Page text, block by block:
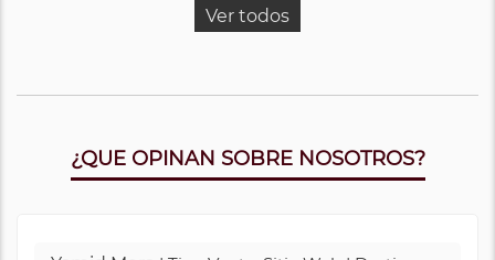
Ver todos
¿QUE OPINAN SOBRE NOSOTROS?